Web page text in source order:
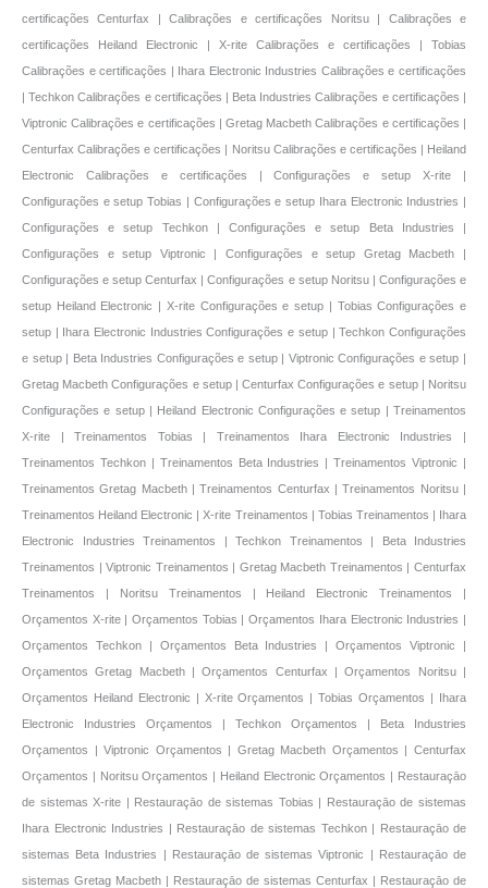
certificações Centurfax | Calibrações e certificações Noritsu | Calibrações e
certificações Heiland Electronic | X-rite Calibrações e certificações | Tobias
Calibrações e certificações | Ihara Electronic Industries Calibrações e certificações
| Techkon Calibrações e certificações | Beta Industries Calibrações e certificações |
Viptronic Calibrações e certificações | Gretag Macbeth Calibrações e certificações |
Centurfax Calibrações e certificações | Noritsu Calibrações e certificações | Heiland
Electronic Calibrações e certificações | Configurações e setup X-rite |
Configurações e setup Tobias | Configurações e setup Ihara Electronic Industries |
Configurações e setup Techkon | Configurações e setup Beta Industries |
Configurações e setup Viptronic | Configurações e setup Gretag Macbeth |
Configurações e setup Centurfax | Configurações e setup Noritsu | Configurações e
setup Heiland Electronic | X-rite Configurações e setup | Tobias Configurações e
setup | Ihara Electronic Industries Configurações e setup | Techkon Configurações
e setup | Beta Industries Configurações e setup | Viptronic Configurações e setup |
Gretag Macbeth Configurações e setup | Centurfax Configurações e setup | Noritsu
Configurações e setup | Heiland Electronic Configurações e setup | Treinamentos
X-rite | Treinamentos Tobias | Treinamentos Ihara Electronic Industries |
Treinamentos Techkon | Treinamentos Beta Industries | Treinamentos Viptronic |
Treinamentos Gretag Macbeth | Treinamentos Centurfax | Treinamentos Noritsu |
Treinamentos Heiland Electronic | X-rite Treinamentos | Tobias Treinamentos | Ihara
Electronic Industries Treinamentos | Techkon Treinamentos | Beta Industries
Treinamentos | Viptronic Treinamentos | Gretag Macbeth Treinamentos | Centurfax
Treinamentos | Noritsu Treinamentos | Heiland Electronic Treinamentos |
Orçamentos X-rite | Orçamentos Tobias | Orçamentos Ihara Electronic Industries |
Orçamentos Techkon | Orçamentos Beta Industries | Orçamentos Viptronic |
Orçamentos Gretag Macbeth | Orçamentos Centurfax | Orçamentos Noritsu |
Orçamentos Heiland Electronic | X-rite Orçamentos | Tobias Orçamentos | Ihara
Electronic Industries Orçamentos | Techkon Orçamentos | Beta Industries
Orçamentos | Viptronic Orçamentos | Gretag Macbeth Orçamentos | Centurfax
Orçamentos | Noritsu Orçamentos | Heiland Electronic Orçamentos | Restauraçāo
de sistemas X-rite | Restauraçāo de sistemas Tobias | Restauraçāo de sistemas
Ihara Electronic Industries | Restauraçāo de sistemas Techkon | Restauraçāo de
sistemas Beta Industries | Restauraçāo de sistemas Viptronic | Restauraçāo de
sistemas Gretag Macbeth | Restauraçāo de sistemas Centurfax | Restauraçāo de